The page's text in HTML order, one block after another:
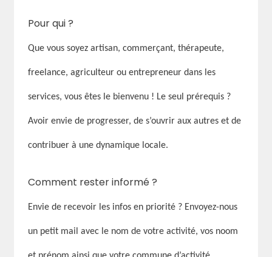
Pour qui ?
Que vous soyez artisan, commerçant, thérapeute,
freelance, agriculteur ou entrepreneur dans les
services, vous êtes le bienvenu ! Le seul prérequis ?
Avoir envie de progresser, de s’ouvrir aux autres et de
contribuer à une dynamique locale.
Comment rester informé ?
Envie de recevoir les infos en priorité ? Envoyez-nous
un petit mail avec le nom de votre activité, vos noom